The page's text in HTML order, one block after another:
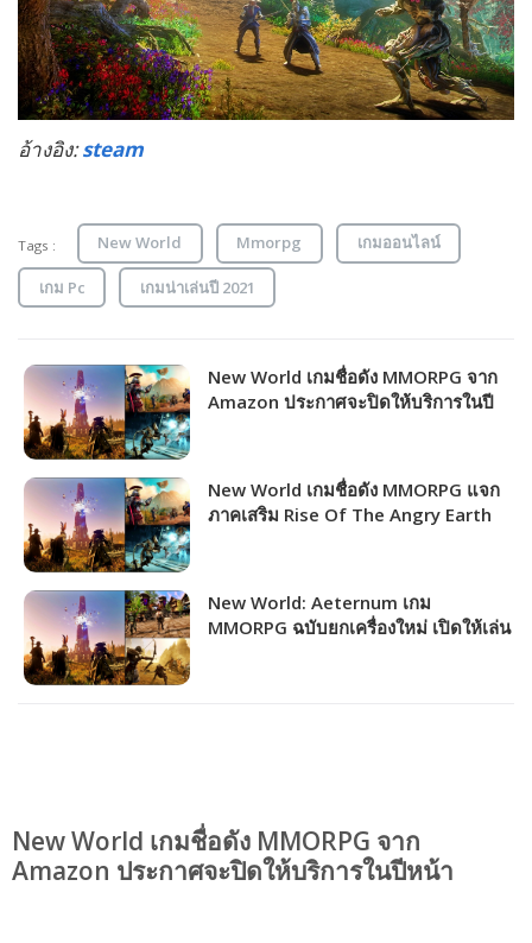
อ้างอิง:steam
Tags : New World Mmorpg เกมออนไลน์
เกม Pc เกมน่าเล่นปี 2021
New World เกมชื่อดัง MMORPG จาก
Amazon ประกาศจะปิดให้บริการในปี
New World เกมชื่อดัง MMORPG แจก
ภาคเสริม Rise Of The Angry Earth
New World: Aeternum เกม
MMORPG ฉบับยกเครื่องใหม่ เปิดให้เล่น
New World เกมชื่อดัง MMORPG จาก
Amazon ประกาศจะปิดให้บริการในปีหน้า